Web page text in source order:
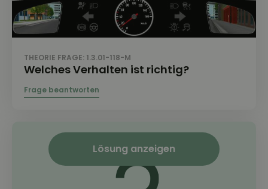
Lösung anzeigen
THEORIE FRAGE: 1.3.01-118-M
Welches Verhalten ist richtig?